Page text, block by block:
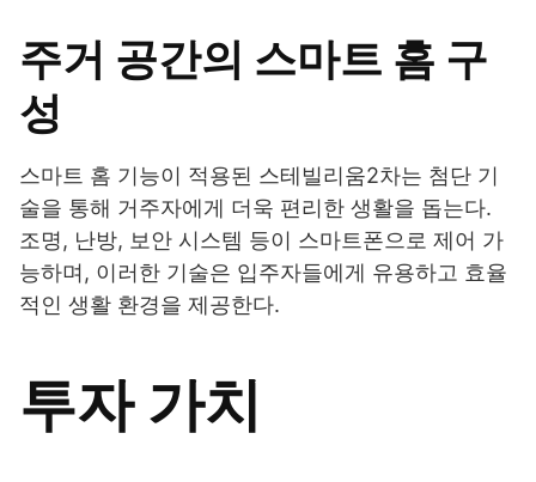
주거 공간의 스마트 홈 구
성
스마트 홈 기능이 적용된 스테빌리움2차는 첨단 기
술을 통해 거주자에게 더욱 편리한 생활을 돕는다.
조명, 난방, 보안 시스템 등이 스마트폰으로 제어 가
능하며, 이러한 기술은 입주자들에게 유용하고 효율
적인 생활 환경을 제공한다.
투자 가치